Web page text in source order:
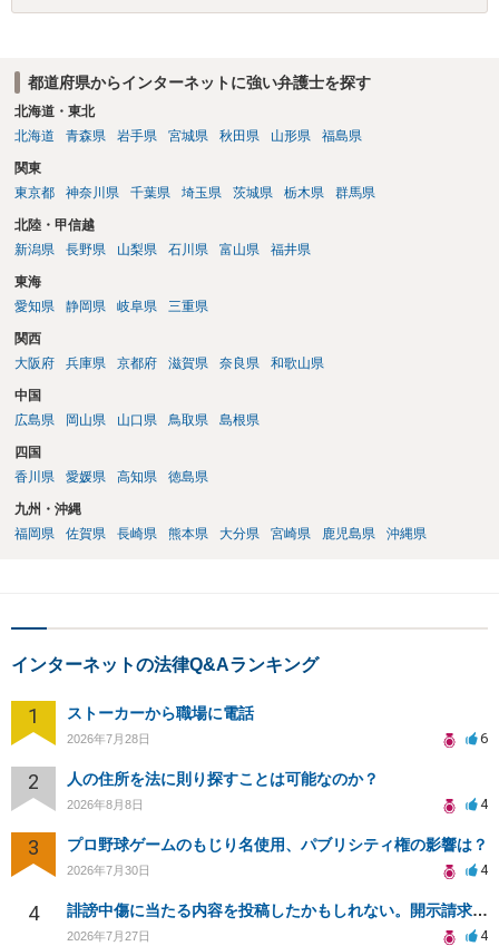
都道府県からインターネットに強い弁護士を探す
北海道・東北
北海道
青森県 岩手県 宮城県 秋田県 山形県 福島県
関東
東京都
神奈川県 千葉県 埼玉県 茨城県 栃木県 群馬県
北陸・甲信越
新潟県
長野県 山梨県 石川県 富山県 福井県
東海
愛知県
静岡県 岐阜県 三重県
関西
大阪府
兵庫県 京都府 滋賀県 奈良県 和歌山県
中国
広島県
岡山県 山口県 鳥取県 島根県
四国
香川県
愛媛県 高知県 徳島県
九州・沖縄
福岡県
佐賀県 長崎県 熊本県 大分県 宮崎県 鹿児島県 沖縄県
インターネットの法律Q&Aランキング
1 ストーカーから職場に電話
2026年7月28日 6
2 人の住所を法に則り探すことは可能なのか？
2026年8月8日 4
3 プロ野球ゲームのもじり名使用、パブリシティ権の影響は？
2026年7月30日 4
4 誹謗中傷に当たる内容を投稿したかもしれない。開示請求や民事刑事裁判に発展しうるのか教えて欲しい。
2026年7月27日 4